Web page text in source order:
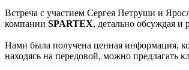
Встреча с участием Сергея Петруши и
компании SPARTEX, детально обсуждая и
Нами была получена ценная информация,
находясь на передовой, можно предлагать